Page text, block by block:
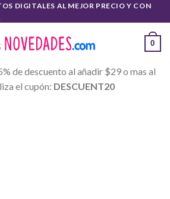
DIGITALES AL MEJOR PRECIO Y CON
0
de descuento al añadir $29 o mas al
el cupón: DESCUENT20